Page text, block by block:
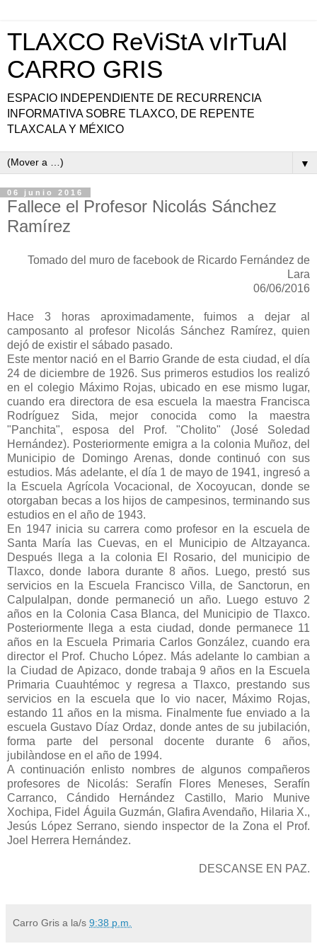
TLAXCO ReViStA vIrTuAl
CARRO GRIS
ESPACIO INDEPENDIENTE DE RECURRENCIA
INFORMATIVA SOBRE TLAXCO, DE REPENTE
TLAXCALA Y MÉXICO
▼
06 junio 2016
Fallece el Profesor Nicolás Sánchez
Ramírez
Tomado del muro de facebook de Ricardo Fernández de
Lara
06/06/2016
Hace 3 horas aproximadamente, fuimos a dejar al
camposanto al profesor Nicolás Sánchez Ramírez, quien
dejó de existir el sábado pasado.
Este mentor nació en el Barrio Grande de esta ciudad, el día
24 de diciembre de 1926. Sus primeros estudios los realizó
en el colegio Máximo Rojas, ubicado en ese mismo lugar,
cuando era directora de esa escuela la maestra Francisca
Rodríguez Sida, mejor conocida como la maestra
"Panchita", esposa del Prof. "Cholito" (José Soledad
Hernández). Posteriormente emigra a la colonia Muñoz, del
Municipio de Domingo Arenas, donde continuó con sus
estudios. Más adelante, el día 1 de mayo de 1941, ingresó a
la Escuela Agrícola Vocacional, de Xocoyucan, donde se
otorgaban becas a los hijos de campesinos, terminando sus
estudios en el año de 1943.
En 1947 inicia su carrera como profesor en la escuela de
Santa María las Cuevas, en el Municipio de Altzayanca.
Después llega a la colonia El Rosario, del municipio de
Tlaxco, donde labora durante 8 años. Luego, prestó sus
servicios en la Escuela Francisco Villa, de Sanctorun, en
Calpulalpan, donde permaneció un año. Luego estuvo 2
años en la Colonia Casa Blanca, del Municipio de Tlaxco.
Posteriormente llega a esta ciudad, donde permanece 11
años en la Escuela Primaria Carlos González, cuando era
director el Prof. Chucho López. Más adelante lo cambian a
la Ciudad de Apizaco, donde trabaja 9 años en la Escuela
Primaria Cuauhtémoc y regresa a Tlaxco, prestando sus
servicios en la escuela que lo vio nacer, Máximo Rojas,
estando 11 años en la misma. Finalmente fue enviado a la
escuela Gustavo Díaz Ordaz, donde antes de su jubilación,
forma parte del personal docente durante 6 años,
jubilàndose en el año de 1994.
A continuación enlisto nombres de algunos compañeros
profesores de Nicolás: Serafín Flores Meneses, Serafín
Carranco, Cándido Hernández Castillo, Mario Munive
Xochipa, Fidel Águila Guzmán, Glafira Avendaño, Hilaria X.,
Jesús López Serrano, siendo inspector de la Zona el Prof.
Joel Herrera Hernández.
DESCANSE EN PAZ.
Carro Gris a la/s 9:38 p.m.